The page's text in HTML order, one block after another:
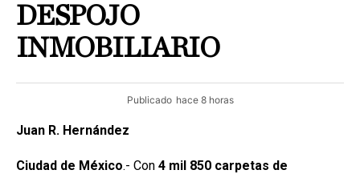
DESPOJO
INMOBILIARIO
Publicado hace 8 horas
Juan R. Hernández
Ciudad de México.- Con 4 mil 850 carpetas de